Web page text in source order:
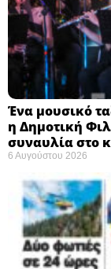
Ένα μουσικό
η Δημοτική
συναυλία στο
6 Αυγούστου 2026